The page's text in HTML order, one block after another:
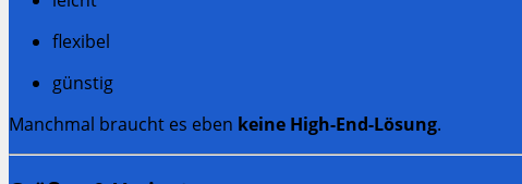
flexibel
günstig
Manchmal braucht es eben keine High-End-Lösung.